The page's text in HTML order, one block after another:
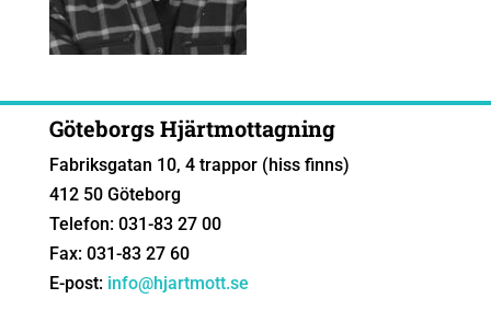
Göteborgs Hjärtmottagning
Fabriksgatan 10, 4 trappor (hiss finns)
412 50 Göteborg
Telefon: 031-83 27 00
Fax: 031-83 27 60
E-post: info@hjartmott.se